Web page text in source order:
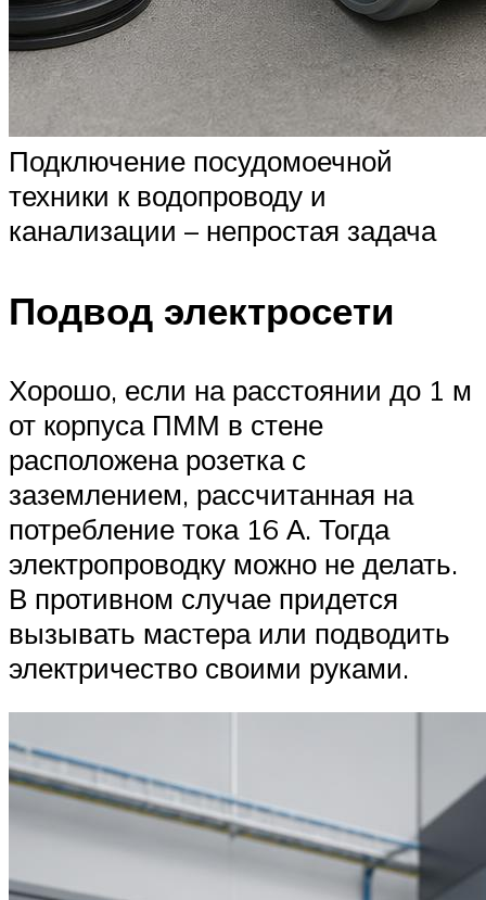
Подключение посудомоечной
техники к водопроводу и
канализации – непростая задача
Подвод электросети
Хорошо, если на расстоянии до 1 м
от корпуса ПММ в стене
расположена розетка с
заземлением, рассчитанная на
потребление тока 16 А. Тогда
электропроводку можно не делать.
В противном случае придется
вызывать мастера или подводить
электричество своими руками.